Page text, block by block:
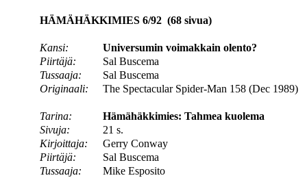
HÄMÄHÄKKIMIES 6/92 (68 sivua)
Kansi:
Universumin voimakkain olento?
Piirtäjä:
Sal Buscema
Tussaaja:
Sal Buscema
Originaali:
The Spectacular Spider-Man 158 (Dec 1989)
Tarina:
Hämähäkkimies: Tahmea kuolema
Sivuja:
21 s.
Kirjoittaja:
Gerry Conway
Piirtäjä:
Sal Buscema
Tussaaja:
Mike Esposito